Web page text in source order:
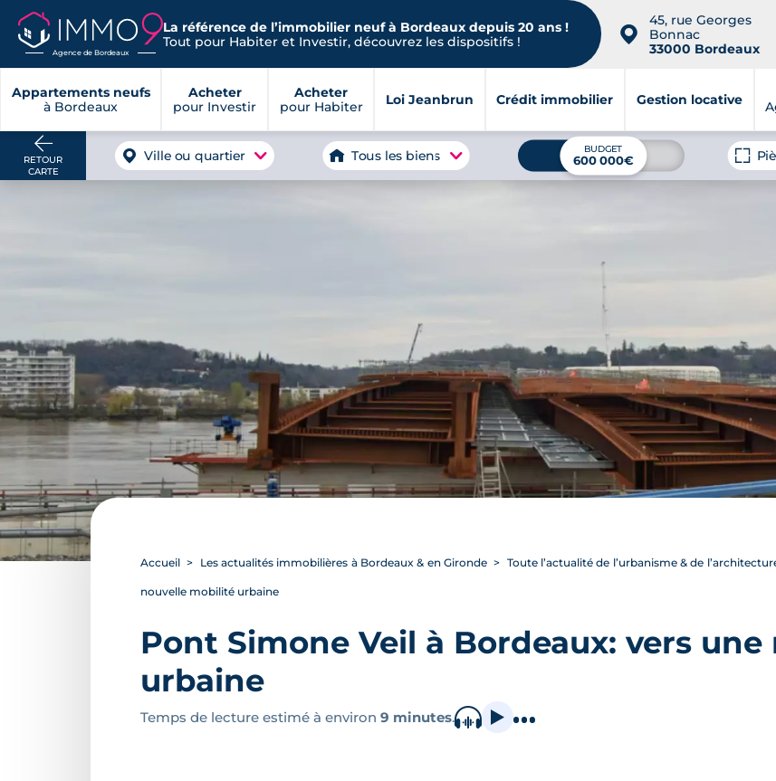
Agence de Bordeaux
La référence de l’immobilier neuf à Bordeaux depuis 20 ans !
Tout pour Habiter et Investir, découvrez les dispositifs !
📍
45, rue Georges
Bonnac
33000 Bordeaux
Appartements neufs
à Bordeaux
Acheter
pour Investir
Acheter
pour Habiter
Loi Jeanbrun Crédit immobilier Gestion locative
RETOUR
CARTE
Ville ou quartier Tous les biens BUDGET
600 000€
Accueil Les actualités immobilières à Bordeaux & en Gironde Toute l’actualité de l’urbanisme & de
nouvelle mobilité urbaine
Pont Simone Veil à Bordeaux: vers
urbaine
Temps de lecture estimé à environ 9 minutes.